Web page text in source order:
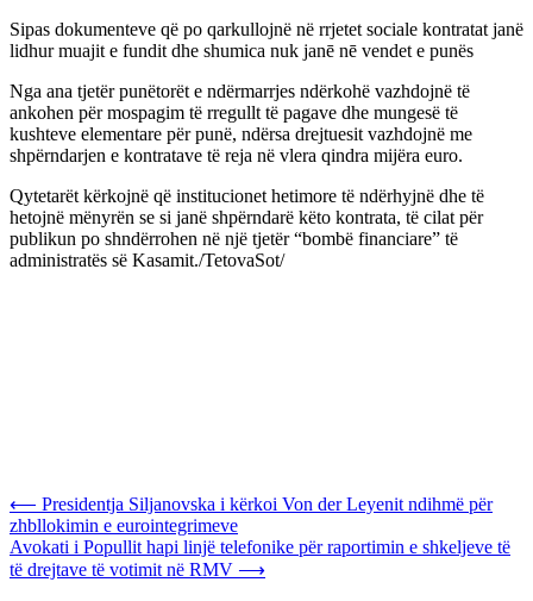
Sipas dokumenteve që po qarkullojnë në rrjetet sociale kontratat janë
lidhur muajit e fundit dhe shumica nuk janē nē vendet e punës
Nga ana tjetër punëtorët e ndërmarrjes ndërkohë vazhdojnë të
ankohen për mospagim të rregullt të pagave dhe mungesë të
kushteve elementare për punë, ndërsa drejtuesit vazhdojnë me
shpërndarjen e kontratave të reja në vlera qindra mijëra euro.
Qytetarët kërkojnë që institucionet hetimore të ndërhyjnë dhe të
hetojnë mënyrën se si janë shpërndarë këto kontrata, të cilat për
publikun po shndërrohen në një tjetër “bombë financiare” të
administratës së Kasamit./TetovaSot/
Post
navigation
⟵ Presidentja Siljanovska i kërkoi Von der Leyenit ndihmë për
zhbllokimin e eurointegrimeve
Avokati i Popullit hapi linjë telefonike për raportimin e shkeljeve të
të drejtave të votimit në RMV ⟶